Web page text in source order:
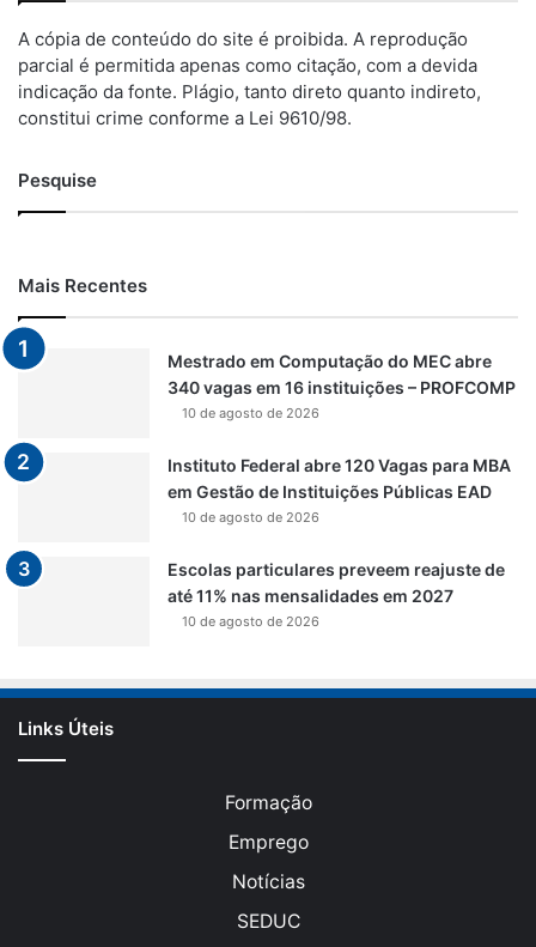
A cópia de conteúdo do site é proibida. A reprodução
parcial é permitida apenas como citação, com a devida
indicação da fonte. Plágio, tanto direto quanto indireto,
constitui crime conforme a Lei 9610/98.
Pesquise
Mais Recentes
Mestrado em Computação do MEC abre
340 vagas em 16 instituições – PROFCOMP
10 de agosto de 2026
Instituto Federal abre 120 Vagas para MBA
em Gestão de Instituições Públicas EAD
10 de agosto de 2026
Escolas particulares preveem reajuste de
até 11% nas mensalidades em 2027
10 de agosto de 2026
Links Úteis
Formação
Emprego
Notícias
SEDUC